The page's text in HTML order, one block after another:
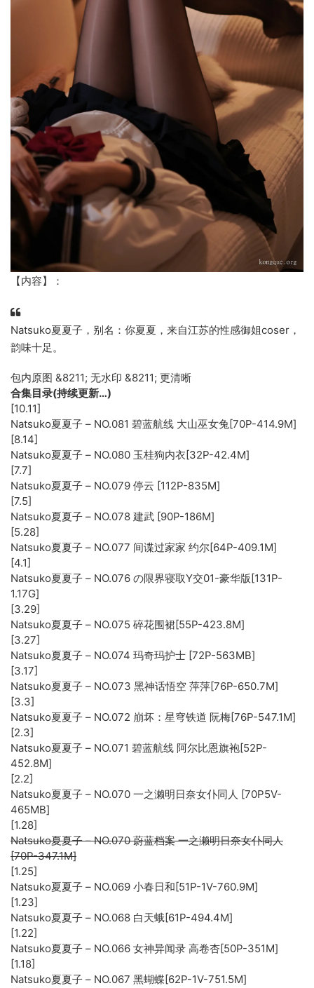
【内容】：
Natsuko夏夏子，别名：你夏夏，来自江苏的性感御姐coser，
韵味十足。
包内原图 &8211; 无水印 &8211; 更清晰
合集目录(持续更新…)
[10.11]
Natsuko夏夏子 – NO.081 碧蓝航线 大山巫女兔[70P-414.9M]
[8.14]
Natsuko夏夏子 – NO.080 玉桂狗内衣[32P-42.4M]
[7.7]
Natsuko夏夏子 – NO.079 停云 [112P-835M]
[7.5]
Natsuko夏夏子 – NO.078 建武 [90P-186M]
[5.28]
Natsuko夏夏子 – NO.077 间谍过家家 约尔[64P-409.1M]
[4.1]
Natsuko夏夏子 – NO.076 の限界寝取Y交01-豪华版[131P-
1.17G]
[3.29]
Natsuko夏夏子 – NO.075 碎花围裙[55P-423.8M]
[3.27]
Natsuko夏夏子 – NO.074 玛奇玛护士 [72P-563MB]
[3.17]
Natsuko夏夏子 – NO.073 黑神话悟空 萍萍[76P-650.7M]
[3.3]
Natsuko夏夏子 – NO.072 崩坏：星穹铁道 阮梅[76P-547.1M]
[2.3]
Natsuko夏夏子 – NO.071 碧蓝航线 阿尔比恩旗袍[52P-
452.8M]
[2.2]
Natsuko夏夏子 – NO.070 一之濑明日奈女仆同人 [70P5V-
465MB]
[1.28]
Natsuko夏夏子 – NO.070 蔚蓝档案 一之濑明日奈女仆同人
[70P-347.1M]
[1.25]
Natsuko夏夏子 – NO.069 小春日和[51P-1V-760.9M]
[1.23]
Natsuko夏夏子 – NO.068 白天蛾[61P-494.4M]
[1.22]
Natsuko夏夏子 – NO.066 女神异闻录 高卷杏[50P-351M]
[1.18]
Natsuko夏夏子 – NO.067 黑蝴蝶[62P-1V-751.5M]